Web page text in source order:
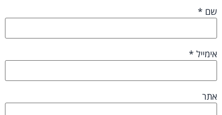
שם *
אימייל *
אתר